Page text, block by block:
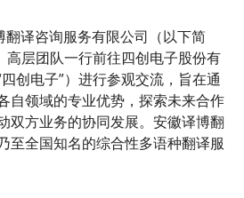
翻译咨询服务有限公司（以下简
高层团队一行前往四创电子股份有
创电子”）进行参观交流，旨在通
自领域的专业优势，探索未来合作
双方业务的协同发展。安徽译博翻
至全国知名的综合性多语种翻译服